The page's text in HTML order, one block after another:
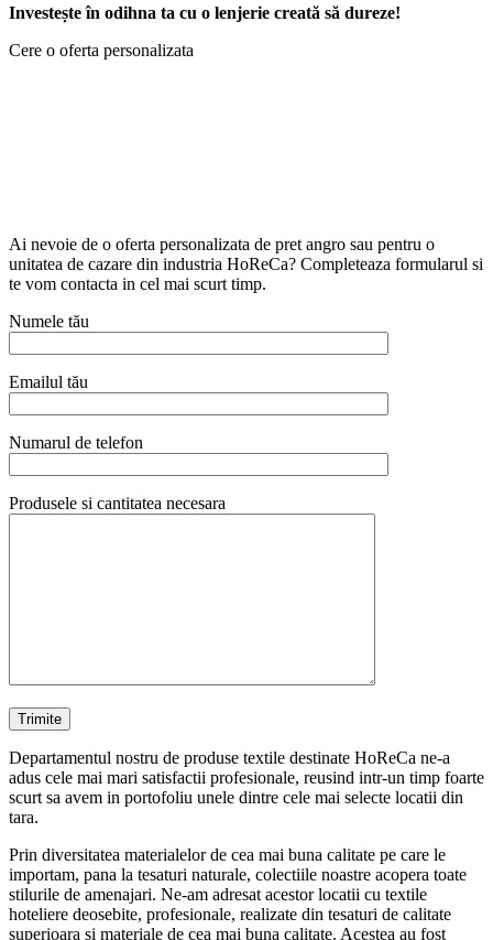
Investește în odihna ta cu o lenjerie creată să dureze!
Cere o oferta personalizata
Ai nevoie de o oferta personalizata de pret angro sau pentru o
unitatea de cazare din industria HoReCa? Completeaza formularul si
te vom contacta in cel mai scurt timp.
Numele tău
Emailul tău
Numarul de telefon
Produsele si cantitatea necesara
Departamentul nostru de produse textile destinate HoReCa ne-a
adus cele mai mari satisfactii profesionale, reusind intr-un timp foarte
scurt sa avem in portofoliu unele dintre cele mai selecte locatii din
tara.
Prin diversitatea materialelor de cea mai buna calitate pe care le
importam, pana la tesaturi naturale, colectiile noastre acopera toate
stilurile de amenajari. Ne-am adresat acestor locatii cu textile
hoteliere deosebite, profesionale, realizate din tesaturi de calitate
superioara si materiale de cea mai buna calitate. Acestea au fost